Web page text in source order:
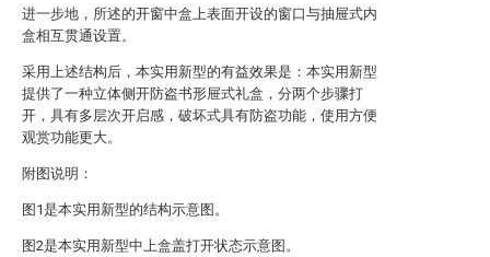
进一步地，所述的开窗中盒上表面开设的窗口与抽屉式内
盒相互贯通设置。
采用上述结构后，本实用新型的有益效果是：本实用新型
提供了一种立体侧开防盗书形屉式礼盒，分两个步骤打
开，具有多层次开启感，破坏式具有防盗功能，使用方便
观赏功能更大。
附图说明：
图1是本实用新型的结构示意图。
图2是本实用新型中上盒盖打开状态示意图。